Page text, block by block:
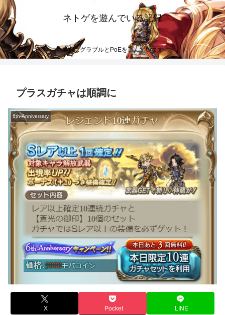
ネトゲを遊んでいる記録
最近はグラブルとPoEを遊んでいます
プラスガチャは順調に
6th-Anniversary
X Pocket LINE